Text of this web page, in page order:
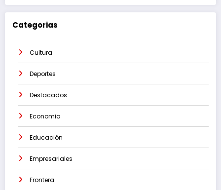
Categorias
Cultura
Deportes
Destacados
Economia
Educación
Empresariales
Frontera